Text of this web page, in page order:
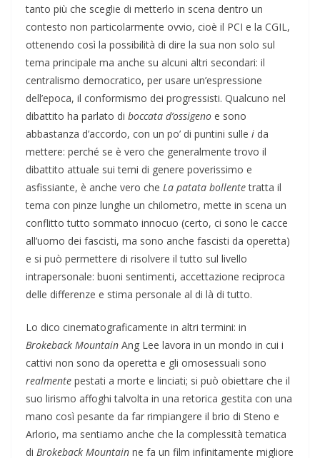
tanto più che sceglie di metterlo in scena dentro un
contesto non particolarmente ovvio, cioè il PCI e la CGIL,
ottenendo così la possibilità di dire la sua non solo sul
tema principale ma anche su alcuni altri secondari: il
centralismo democratico, per usare un’espressione
dell’epoca, il conformismo dei progressisti. Qualcuno nel
dibattito ha parlato di boccata d’ossigeno e sono
abbastanza d’accordo, con un po’ di puntini sulle i da
mettere: perché se è vero che generalmente trovo il
dibattito attuale sui temi di genere poverissimo e
asfissiante, è anche vero che La patata bollentetratta il
tema con pinze lunghe un chilometro, mette in scena un
conflitto tutto sommato innocuo (certo, ci sono le cacce
all’uomo dei fascisti, ma sono anche fascisti da operetta)
e si può permettere di risolvere il tutto sul livello
intrapersonale: buoni sentimenti, accettazione reciproca
delle differenze e stima personale al di là di tutto.
Lo dico cinematograficamente in altri termini: in
Brokeback Mountain Ang Lee lavora in un mondo in cui i
cattivi non sono da operetta e gli omosessuali sono
realmente pestati a morte e linciati; si può obiettare che il
suo lirismo affoghi talvolta in una retorica gestita con una
mano così pesante da far rimpiangere il brio di Steno e
Arlorio, ma sentiamo anche che la complessità tematica
di Brokeback Mountain ne fa un film infinitamente migliore